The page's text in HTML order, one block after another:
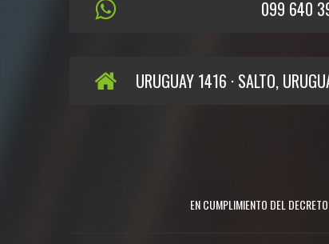
099 640
URUGUAY 1416 · SALTO,
EN CUMPLIMIENTO DEL